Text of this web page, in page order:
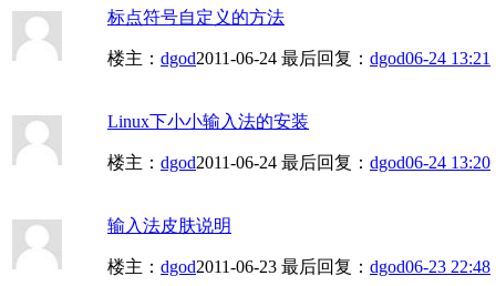
标点符号自定义的方法
楼主： dgod2011-06-24 最后回复： dgod06-24 13:21
Linux下小小输入法的安装
楼主： dgod2011-06-24 最后回复： dgod06-24 13:20
输入法皮肤说明
楼主： dgod2011-06-23 最后回复： dgod06-23 22:48